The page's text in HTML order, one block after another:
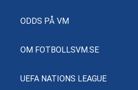
ODDS PÅ VM
OM FOTBOLLSVM.SE
UEFA NATIONS LEAGUE